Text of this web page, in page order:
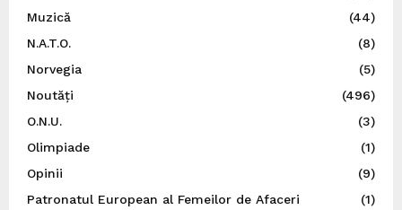
Muzică
(44)
N.A.T.O.
(8)
Norvegia
(5)
Noutăți
(496)
O.N.U.
(3)
Olimpiade
(1)
Opinii
(9)
Patronatul European al Femeilor de Afaceri
(1)